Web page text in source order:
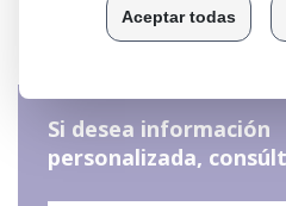
Si desea información
personalizada,